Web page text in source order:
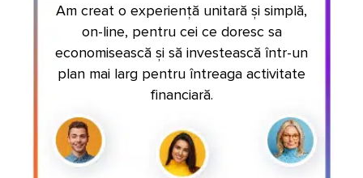
Am creat o experiență unitară și simplă,
on-line, pentru cei ce doresc sa
economisească și să investească într-un
plan mai larg pentru întreaga activitate
financiară.